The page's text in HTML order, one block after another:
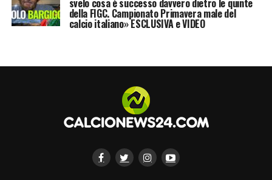
della FIGC. Campionato Primavera male del
calcio italiano» ESCLUSIVA e VIDEO